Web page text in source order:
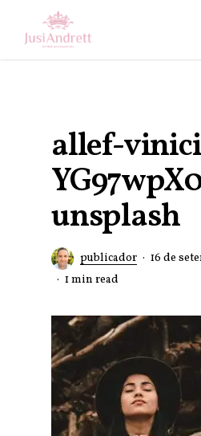
allef-
unsplash
publicador
16 de
1 min read